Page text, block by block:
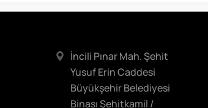
İncili Pınar Mah. Şehit
Yusuf Erin Caddesi
Büyükşehir Belediyesi
Binası Şehitkamil /